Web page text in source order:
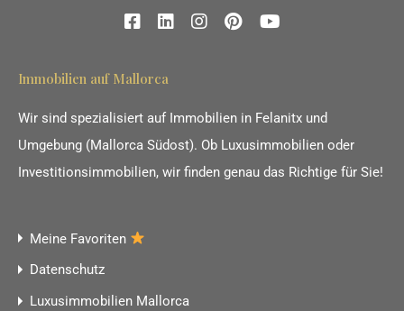
Immobilien auf Mallorca
Wir sind spezialisiert auf Immobilien in Felanitx und
Umgebung (Mallorca Südost). Ob Luxusimmobilien oder
Investitionsimmobilien, wir finden genau das Richtige für Sie!
Meine Favoriten
Datenschutz
Luxusimmobilien Mallorca